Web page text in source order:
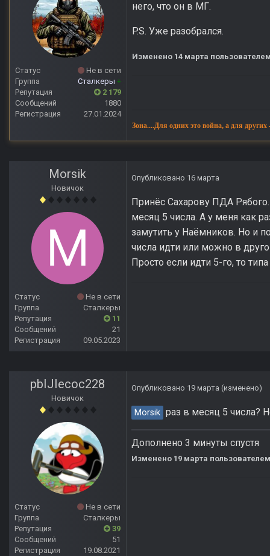
Статус
Не в сети
Группа
Сталкеры +
Репутация
2 179
Сообщений
1880
Регистрация
27.01.2024
него, что он в МГ.
P.S. Уже разобрался.
Изменено 14 марта
Зона....Для одних это война, а для
Morsik
Новичок
Статус
Не в сети
Группа
Сталкеры
Репутация
11
Сообщений
21
Регистрация
09.05.2023
Опубликовано 16 марта
Принёс Сахарову ПДА
месяц 5 числа. А у меня как
замутить у Наёмников. Но и
числа идти или можно в
Просто если идти 5-го, то
pbIJIecoc228
Новичок
Статус
Не в сети
Группа
Сталкеры
Репутация
39
Сообщений
51
Регистрация
19.08.2021
Опубликовано 19 марта (изменено)
Morsik раз в месяц 5 числа?
Дополнено 3 минуты спустя
Изменено 19 марта